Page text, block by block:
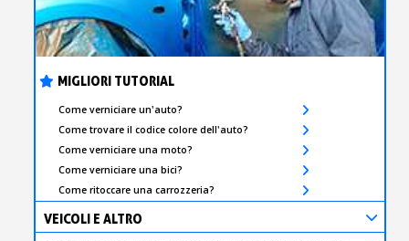
MIGLIORI TUTORIAL
Come verniciare un'auto?
Come trovare il codice colore dell'auto?
Come verniciare una moto?
Come verniciare una bici?
Come ritoccare una carrozzeria?
VEICOLI E ALTRO